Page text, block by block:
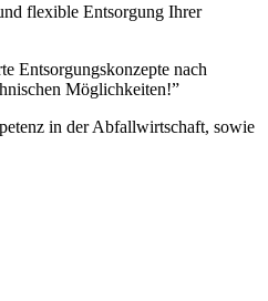
flexible Entsorgung Ihrer
Entsorgungskonzepte nach
Möglichkeiten!”
in der Abfallwirtschaft, sowie